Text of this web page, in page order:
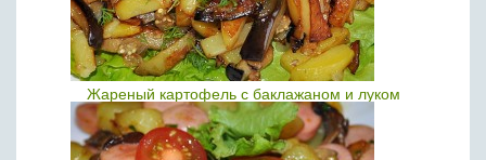
Жареный картофель с баклажаном и луком